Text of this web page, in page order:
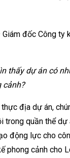
đốc Công ty
thấy dự án có
cảnh?
địa dự án,
trong quần thể dự
động lực cho
phong cảnh cho